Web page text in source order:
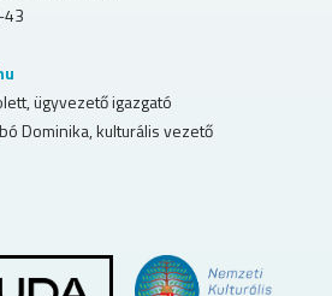
ügyvezető igazgató
Dominika, kulturális vezető